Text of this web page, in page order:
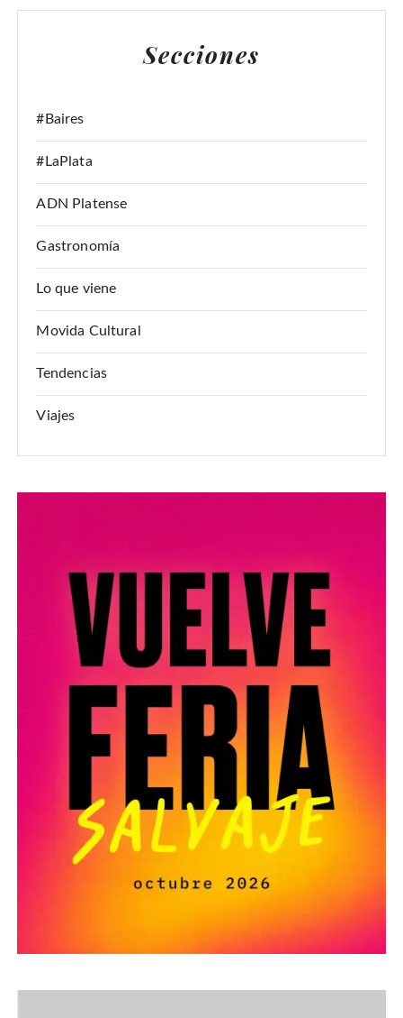
C
Secciones
#Baires
#LaPlata
ADN Platense
Gastronomía
Lo que viene
Movida Cultural
Tendencias
Viajes